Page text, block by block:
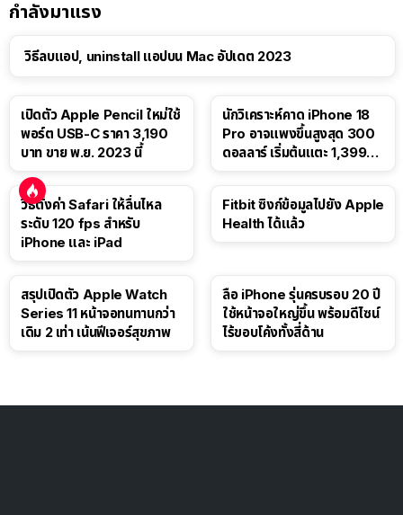
กำลังมาแรง
วิธีลบแอป, uninstall แอปบน Mac อัปเดต 2023
เปิดตัว Apple Pencil ใหม่ใช้
พอร์ต USB-C ราคา 3,190
บาท ขาย พ.ย. 2023 นี้
นักวิเคราะห์คาด iPhone 18
Pro อาจแพงขึ้นสูงสุด 300
ดอลลาร์ เริ่มต้นแตะ 1,399
วิธีตั้งค่า Safari ให้ลื่นไหล
ระดับ 120 fps สำหรับ
iPhone และ iPad
Fitbit ซิงก์ข้อมูลไปยัง Apple
Health ได้แล้ว
สรุปเปิดตัว Apple Watch
Series 11 หน้าจอทนทานกว่า
เดิม 2 เท่า เน้นฟีเจอร์สุขภาพ
ลือ iPhone รุ่นครบรอบ 20 ปี
ใช้หน้าจอใหญ่ขึ้น พร้อมดีไซน์
ไร้ขอบโค้งทั้งสี่ด้าน